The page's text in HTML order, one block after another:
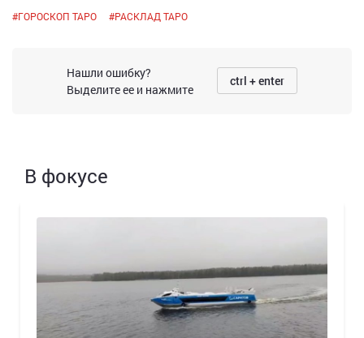
#ГОРОСКОП ТАРО #РАСКЛАД ТАРО
Нашли ошибку?
Выделите ее и нажмите
ctrl + enter
В фокусе